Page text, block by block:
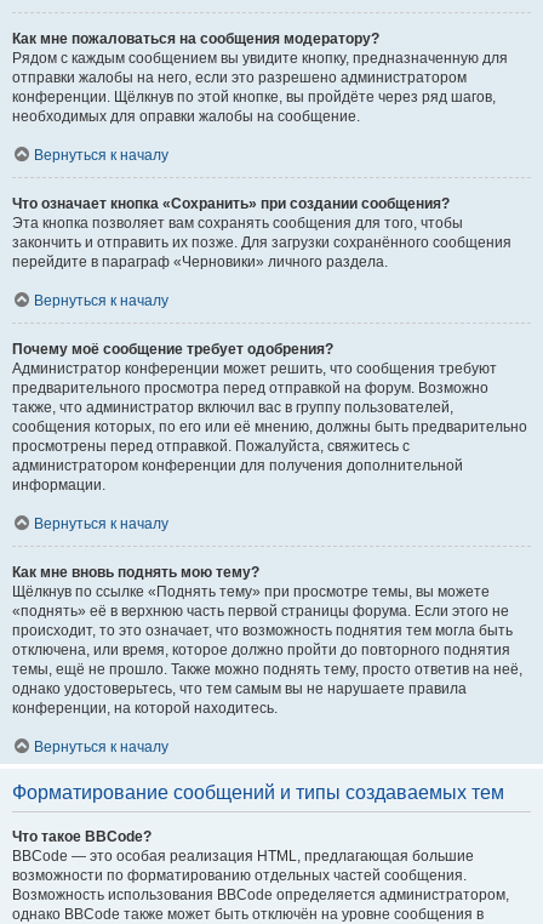
Как мне пожаловаться на сообщения модератору?
Рядом с каждым сообщением вы увидите кнопку, предназначенную для
отправки жалобы на него, если это разрешено администратором
конференции. Щёлкнув по этой кнопке, вы пройдёте через ряд шагов,
необходимых для оправки жалобы на сообщение.
Вернуться к началу
Что означает кнопка «Сохранить» при создании сообщения?
Эта кнопка позволяет вам сохранять сообщения для того, чтобы
закончить и отправить их позже. Для загрузки сохранённого сообщения
перейдите в параграф «Черновики» личного раздела.
Вернуться к началу
Почему моё сообщение требует одобрения?
Администратор конференции может решить, что сообщения требуют
предварительного просмотра перед отправкой на форум. Возможно
также, что администратор включил вас в группу пользователей,
сообщения которых, по его или её мнению, должны быть предварительно
просмотрены перед отправкой. Пожалуйста, свяжитесь с
администратором конференции для получения дополнительной
информации.
Вернуться к началу
Как мне вновь поднять мою тему?
Щёлкнув по ссылке «Поднять тему» при просмотре темы, вы можете
«поднять» её в верхнюю часть первой страницы форума. Если этого не
происходит, то это означает, что возможность поднятия тем могла быть
отключена, или время, которое должно пройти до повторного поднятия
темы, ещё не прошло. Также можно поднять тему, просто ответив на неё,
однако удостоверьтесь, что тем самым вы не нарушаете правила
конференции, на которой находитесь.
Вернуться к началу
Форматирование сообщений и типы создаваемых тем
Что такое BBCode?
BBCode — это особая реализация HTML, предлагающая большие
возможности по форматированию отдельных частей сообщения.
Возможность использования BBCode определяется администратором,
однако BBCode также может быть отключён на уровне сообщения в